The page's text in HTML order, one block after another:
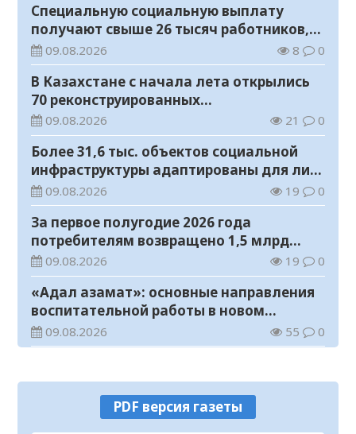
Специальную социальную выплату
получают свыше 26 тысяч работников,
занятых во вредных условиях труда
09.08.2026 8 0
В Казахстане с начала лета открылись
70 реконструированных
железнодорожных вокзалов
09.08.2026 21 0
Более 31,6 тыс. объектов социальной
инфраструктуры адаптированы для лиц
с инвалидностью
09.08.2026 19 0
За первое полугодие 2026 года
потребителям возвращено 1,5 млрд
тенге
09.08.2026 19 0
«Адал азамат»: основные направления
воспитательной работы в новом
учебном году
09.08.2026 55 0
09.08.2026 71 0
Государство расширяет поддержку
PDF версия газеты